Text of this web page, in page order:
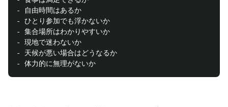
- 自由時間はあるか
- ひとり参加でも浮かないか
- 集合場所はわかりやすいか
- 現地で迷わないか
- 天候が悪い場合はどうなるか